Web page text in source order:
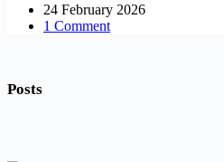
și
APS
24 February 2026
1 Comment
Posts